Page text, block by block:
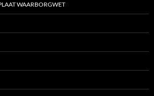
WAARBORGWET